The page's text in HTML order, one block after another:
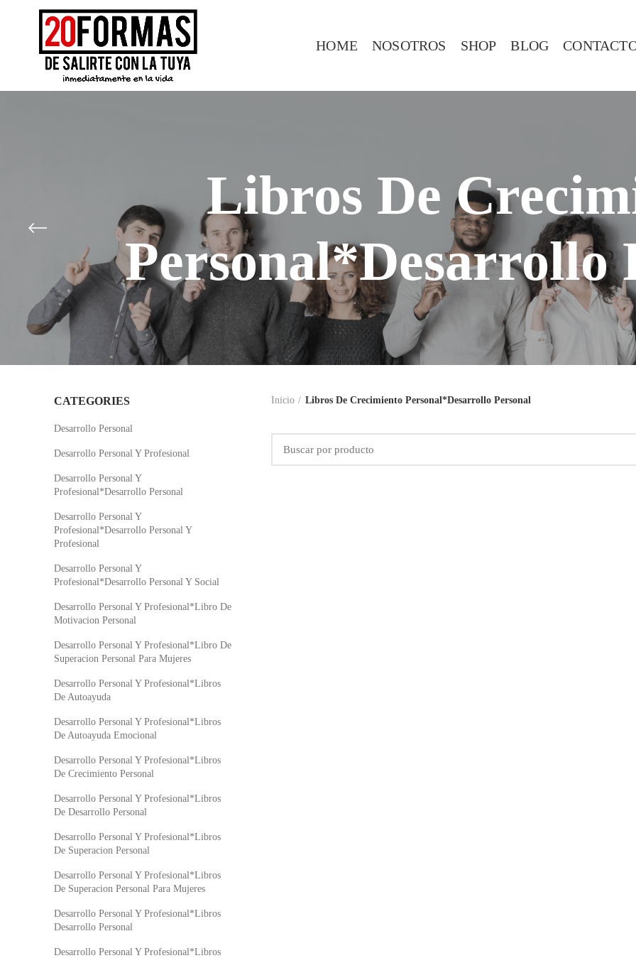
HOME NOSOTROS SHOP BLOG
Libros De
Personal*Desarrollo
Inicio Libros De Crecimiento Personal*Desarrollo Personal
CATEGORIES
Desarrollo Personal
Desarrollo Personal Y Profesional
Desarrollo Personal Y
Profesional*Desarrollo Personal
Desarrollo Personal Y
Profesional*Desarrollo Personal Y
Profesional
Desarrollo Personal Y
Profesional*Desarrollo Personal Y Social
Desarrollo Personal Y Profesional*Libro De
Motivacion Personal
Desarrollo Personal Y Profesional*Libro De
Superacion Personal Para Mujeres
Desarrollo Personal Y Profesional*Libros
De Autoayuda
Desarrollo Personal Y Profesional*Libros
De Autoayuda Emocional
Desarrollo Personal Y Profesional*Libros
De Crecimiento Personal
Desarrollo Personal Y Profesional*Libros
De Desarrollo Personal
Desarrollo Personal Y Profesional*Libros
De Superacion Personal
Desarrollo Personal Y Profesional*Libros
De Superacion Personal Para Mujeres
Desarrollo Personal Y Profesional*Libros
Desarrollo Personal
Desarrollo Personal Y Profesional*Libros